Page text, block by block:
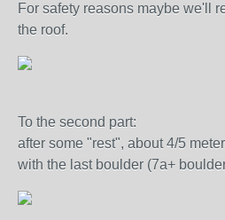
For safety reasons maybe we'll
the roof.
To the second part:
after some "rest", about 4/5
with the last boulder (7a+